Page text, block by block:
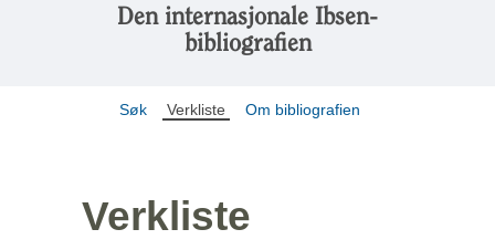
Den internasjonale Ibsen-
bibliografien
Søk Verkliste Om bibliografien
Verkliste